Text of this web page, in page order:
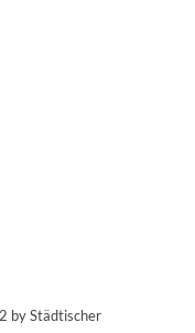
by Städtischer